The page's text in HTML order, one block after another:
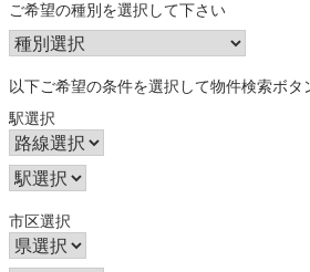
ご希望の種別を選択して下さい
以下ご希望の条件を選択して物件検索ボタ
駅選択
市区選択